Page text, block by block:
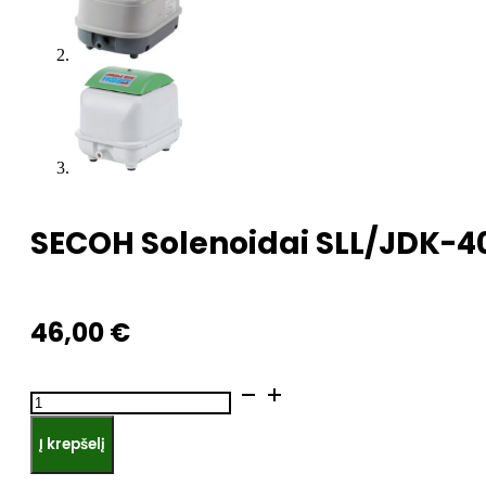
SECOH Solenoidai SLL/JDK-
46,00€
produkto
kiekis:
SECOH
Solenoidai
Į krepšelį